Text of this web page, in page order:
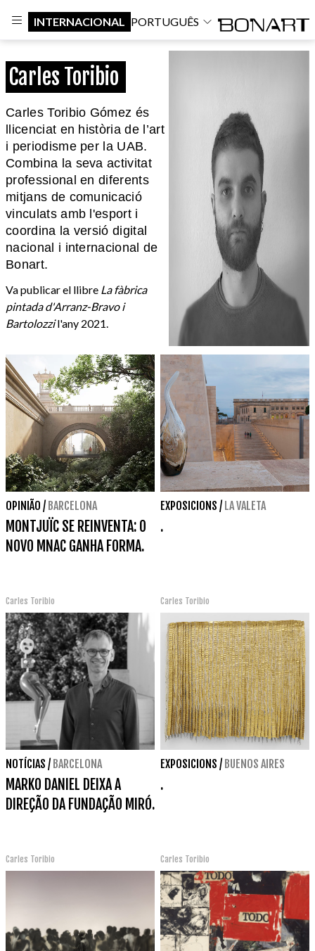
INTERNACIONAL PORTUGUÊS
Carles Toribio
Carles Toribio Gómez és
llicenciat en història de l’art
i periodisme per la UAB.
Combina la seva activitat
professional en diferents
mitjans de comunicació
vinculats amb l'esport i
coordina la versió digital
nacional i internacional de
Bonart.
Va publicar el llibre La fàbrica
pintada d'Arranz-Bravo i
Bartolozzil'any 2021.
OPINIÃO / BARCELONA
MONTJUÏC SE REINVENTA: O
NOVO MNAC GANHA FORMA.
Carles Toribio
EXPOSICIONS / LA VALETA
.
Carles Toribio
NOTÍCIAS / BARCELONA
MARKO DANIEL DEIXA A
DIREÇÃO DA FUNDAÇÃO MIRÓ.
Carles Toribio
EXPOSICIONS / BUENOS AIRES
.
Carles Toribio